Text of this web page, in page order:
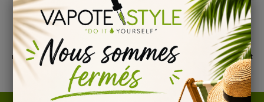
Les e-liquides Just Juice sont devenus extrêmement populaires
grâce à leurs mélanges fruités de qualité. Fort de ce succès, le
fabricant anglais a décidé de satisfaire également les amateurs
de DIY en proposant des arômes concentrés. Ainsi, chaque
mélange fruité de Just Juice est maintenant disponible en format
concentré, permettant aux vapoteurs de reproduire eux-mêmes
leurs saveurs préférées.